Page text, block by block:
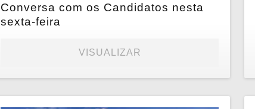
Conversa com os Candidatos nesta
sexta-feira
VISUALIZAR